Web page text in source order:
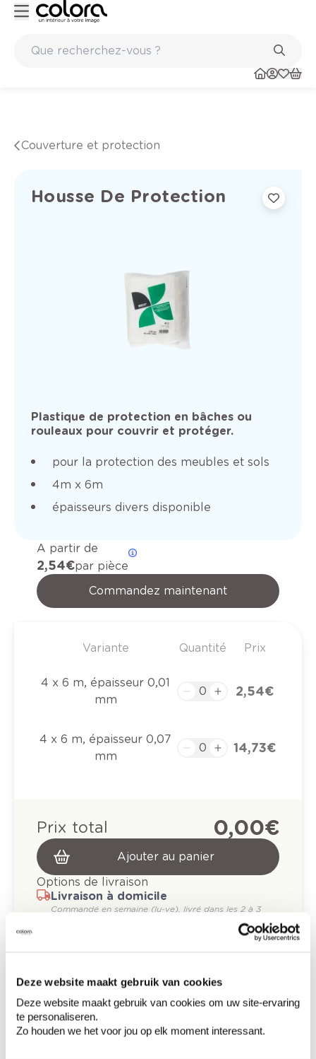
Deze website maakt gebruik van cookies
Deze website maakt gebruik van cookies om uw site-ervaring
te personaliseren.
Zo houden we het voor jou op elk moment interessant.
Couverture et protection
Housse De Protection
Plastique de protection en bâches ou
rouleaux pour couvrir et protéger.
pour la protection des meubles et sols
4m x 6m
épaisseurs divers disponible
A partir de
2,54 €par pièce
Commandez maintenant
Variante Quantité Prix
4 x 6 m, épaisseur 0,01
mm
2,54 €
4 x 6 m, épaisseur 0,07
mm
14,73 €
Prix total 0,00 €
Ajouter au panier
Options de livraison
Livraison à domicile
Commandé en semaine (lu-ve), livré dans les 2 à 3
Comment utiliser?